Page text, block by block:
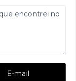
E-mail